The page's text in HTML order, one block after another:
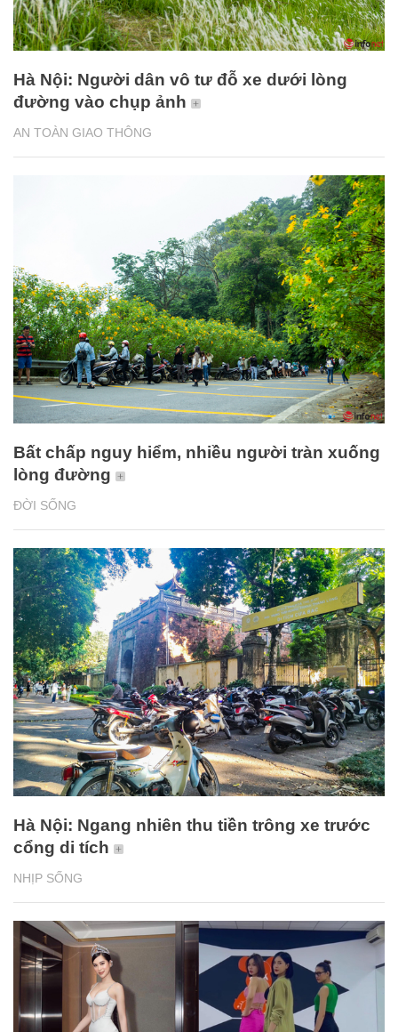
AN TOÀN GIAO THÔNG
Hà Nội: Người dân vô tư đỗ xe dưới lòng
đường vào chụp ảnh
ĐỜI SỐNG
Bất chấp nguy hiểm, nhiều người tràn xuống
lòng đường
NHỊP SỐNG
Hà Nội: Ngang nhiên thu tiền trông xe trước
cổng di tích